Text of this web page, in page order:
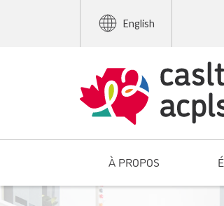
English
À PROPOS